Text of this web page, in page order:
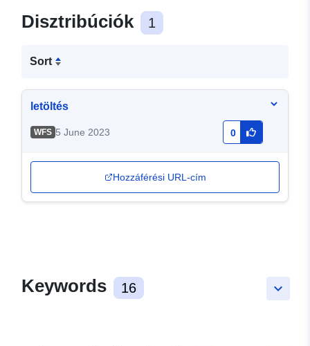
Disztribúciók 1
Sort
letöltés
WFS 5 June 2023 0
Hozzáférési URL-cím
keyboard_arrow_down
Keywords 16